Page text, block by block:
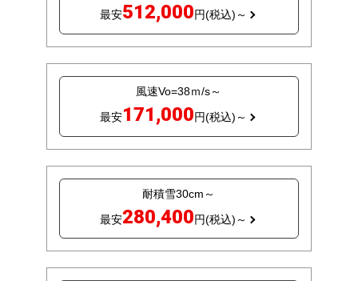
最安512,000円(税込)～
風速Vo=38ｍ/s～
最安171,000円(税込)～
耐積雪30cm～
最安280,400円(税込)～